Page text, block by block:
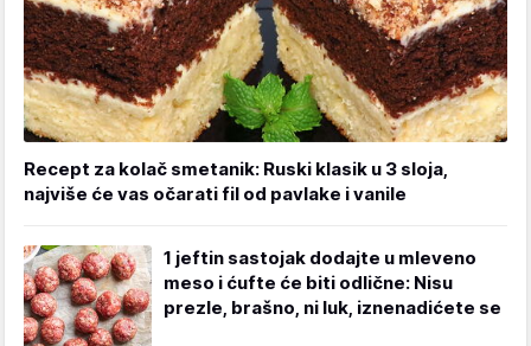
Recept za kolač smetanik: Ruski klasik u 3 sloja,
najviše će vas očarati fil od pavlake i vanile
1 jeftin sastojak dodajte u mleveno
meso i ćufte će biti odlične: Nisu
prezle, brašno, ni luk, iznenadićete se